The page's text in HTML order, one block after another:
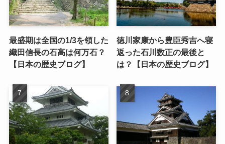
最盛期は全国の1/3を領した
織田信長の石高は何万石？
【日本の歴史ブログ】
徳川家康から豊臣秀吉へ寝
返った石川数正の最後と
は？【日本の歴史ブログ】